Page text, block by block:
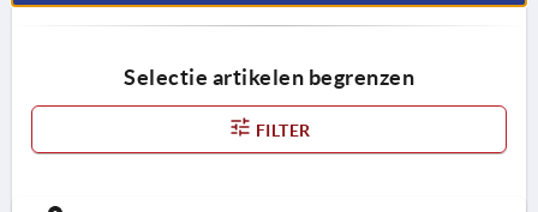
Selectie artikelen begrenzen
FILTER